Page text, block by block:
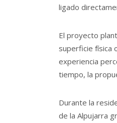
ligado
El proyecto
superficie física
experiencia
tiempo, la
Durante la
de la Alpujarra